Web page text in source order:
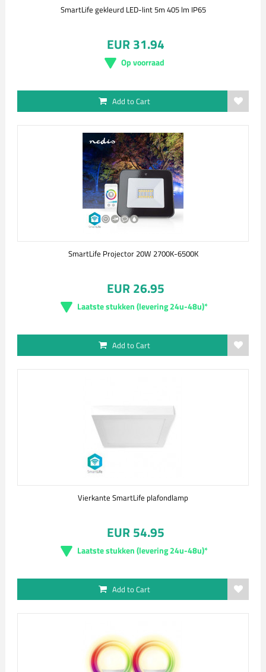
SmartLife gekleurd LED-lint 5m 405 lm IP65
EUR 31.94
Op voorraad
Add to Cart
SmartLife Projector 20W 2700K-6500K
EUR 26.95
Laatste stukken (levering 24u-48u)*
Add to Cart
Vierkante SmartLife plafondlamp
EUR 54.95
Laatste stukken (levering 24u-48u)*
Add to Cart